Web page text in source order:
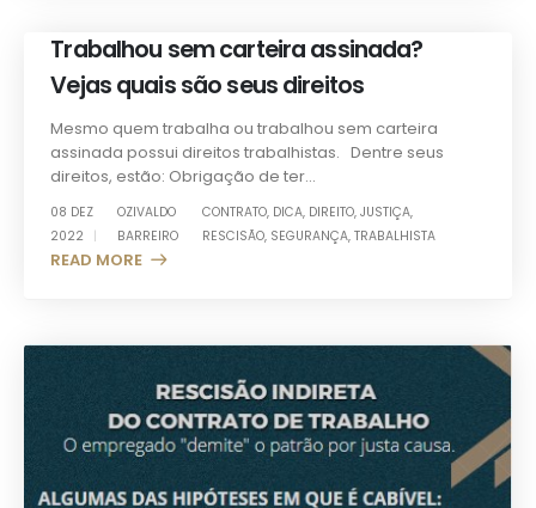
Trabalhou sem carteira assinada?
Vejas quais são seus direitos
Mesmo quem trabalha ou trabalhou sem carteira
assinada possui direitos trabalhistas. Dentre seus
direitos, estão: Obrigação de ter...
08 DEZ
2022
OZIVALDO
BARREIRO
CONTRATO, DICA, DIREITO, JUSTIÇA,
RESCISÃO, SEGURANÇA, TRABALHISTA
READ MORE +